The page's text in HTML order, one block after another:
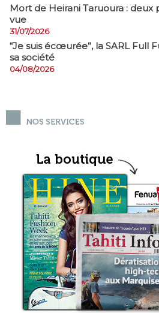
Mort de Heirani Taruoura : deux
vue
31/07/2026
​“Je suis écœurée”, la SARL Full
sa société
04/08/2026